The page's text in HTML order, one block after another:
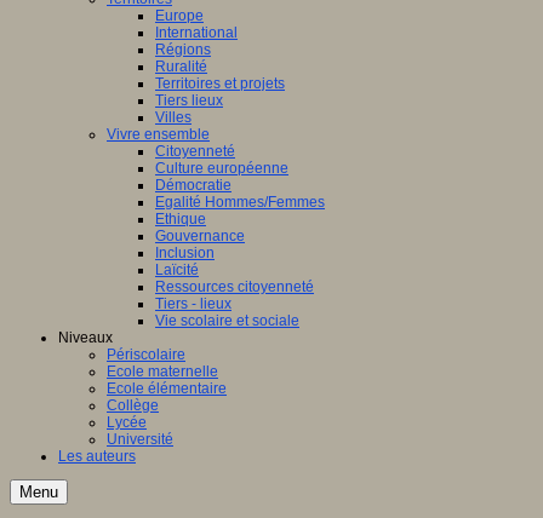
Europe
International
Régions
Ruralité
Territoires et projets
Tiers lieux
Villes
Vivre ensemble
Citoyenneté
Culture européenne
Démocratie
Egalité Hommes/Femmes
Ethique
Gouvernance
Inclusion
Laïcité
Ressources citoyenneté
Tiers - lieux
Vie scolaire et sociale
Niveaux
Périscolaire
Ecole maternelle
Ecole élémentaire
Collège
Lycée
Université
Les auteurs
Menu